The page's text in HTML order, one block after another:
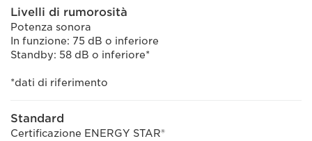
Livelli di rumorosità
Potenza sonora
In funzione: 75 dB o inferiore
Standby: 58 dB o inferiore*
*dati di riferimento
Standard
Certificazione ENERGY STAR®